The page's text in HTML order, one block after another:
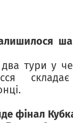
тури у
фінал